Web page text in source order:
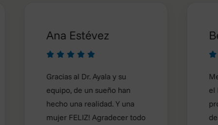
Ana Estévez
  
Gracias al Dr. Ayala y su
equipo, de un sueño han
hecho una realidad. Y una
mujer FELIZ! Agradecer todo

Me
el Dr
desde